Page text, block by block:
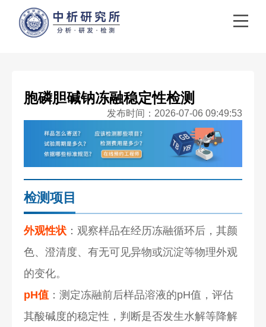
胞磷胆碱钠冻融稳定性检测
发布时间：2026-07-06 09:49:53
检测项目
外观性状 ：观察样品在经历冻融循环后，其颜
色、澄清度、有无可见异物或沉淀等物理外观
的变化。
pH值 ：测定冻融前后样品溶液的pH值，评估
其酸碱度的稳定性，判断是否发生水解等降解